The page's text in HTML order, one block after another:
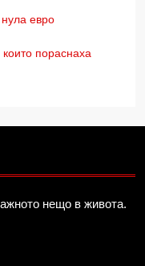
евро
които пораснаха
нещо в живота.